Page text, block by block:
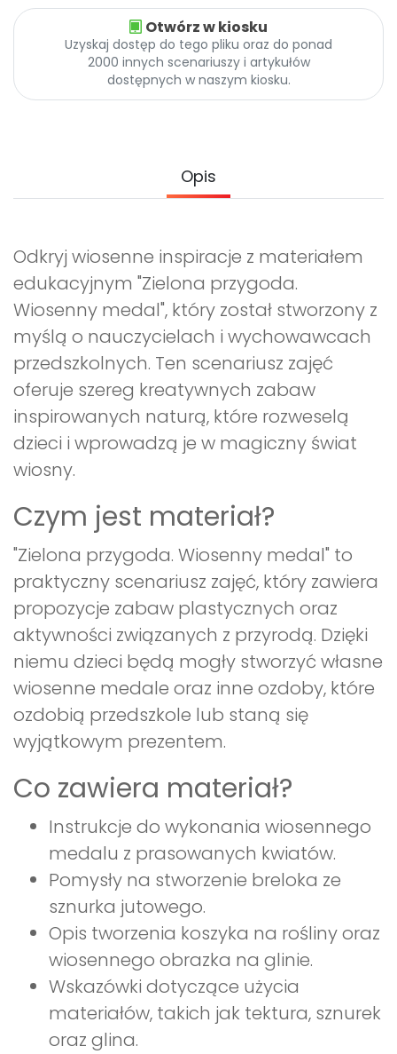
Archiwalne numery
Pomoc
Otwórz w kiosku
Uzyskaj dostęp do tego pliku oraz do ponad
2000 innych scenariuszy i artykułów
dostępnych w naszym kiosku.
Opis
Odkryj wiosenne inspiracje z materiałem
edukacyjnym "Zielona przygoda.
Wiosenny medal", który został stworzony z
myślą o nauczycielach i wychowawcach
przedszkolnych. Ten scenariusz zajęć
oferuje szereg kreatywnych zabaw
inspirowanych naturą, które rozweselą
dzieci i wprowadzą je w magiczny świat
wiosny.
Czym jest materiał?
"Zielona przygoda. Wiosenny medal" to
praktyczny scenariusz zajęć, który zawiera
propozycje zabaw plastycznych oraz
aktywności związanych z przyrodą. Dzięki
niemu dzieci będą mogły stworzyć własne
wiosenne medale oraz inne ozdoby, które
ozdobią przedszkole lub staną się
wyjątkowym prezentem.
Co zawiera materiał?
Instrukcje do wykonania wiosennego
medalu z prasowanych kwiatów.
Pomysły na stworzenie breloka ze
sznurka jutowego.
Opis tworzenia koszyka na rośliny oraz
wiosennego obrazka na glinie.
Wskazówki dotyczące użycia
materiałów, takich jak tektura, sznurek
oraz glina.